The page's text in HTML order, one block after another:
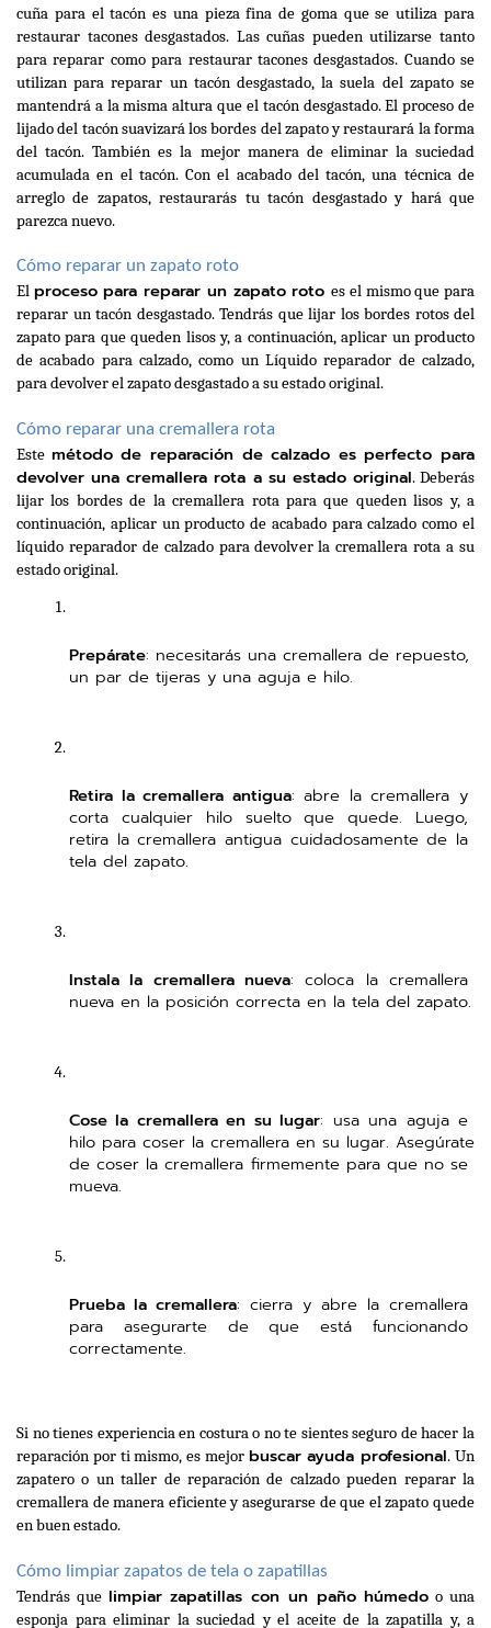
cuña para el tacón es una pieza fina de goma que se utiliza para
restaurar tacones desgastados. Las cuñas pueden utilizarse tanto
para reparar como para restaurar tacones desgastados. Cuando se
utilizan para reparar un tacón desgastado, la suela del zapato se
mantendrá a la misma altura que el tacón desgastado. El proceso de
lijado del tacón suavizará los bordes del zapato y restaurará la forma
del tacón. También es la mejor manera de eliminar la suciedad
acumulada en el tacón. Con el acabado del tacón, una técnica de
arreglo de zapatos, restaurarás tu tacón desgastado y hará que
parezca nuevo.
Cómo reparar un zapato roto
El proceso para reparar un zapato roto es el mismo que para
reparar un tacón desgastado. Tendrás que lijar los bordes rotos del
zapato para que queden lisos y, a continuación, aplicar un producto
de acabado para calzado, como un Líquido reparador de calzado,
para devolver el zapato desgastado a su estado original.
Cómo reparar una cremallera rota
Este método de reparación de calzado es perfecto para
devolver una cremallera rota a su estado original. Deberás
lijar los bordes de la cremallera rota para que queden lisos y, a
continuación, aplicar un producto de acabado para calzado como el
líquido reparador de calzado para devolver la cremallera rota a su
estado original.
Prepárate: necesitarás una cremallera de repuesto,
un par de tijeras y una aguja e hilo.
Retira la cremallera antigua: abre la cremallera y
corta cualquier hilo suelto que quede. Luego,
retira la cremallera antigua cuidadosamente de la
tela del zapato.
Instala la cremallera nueva: coloca la cremallera
nueva en la posición correcta en la tela del zapato.
Cose la cremallera en su lugar: usa una aguja e
hilo para coser la cremallera en su lugar. Asegúrate
de coser la cremallera firmemente para que no se
mueva.
Prueba la cremallera: cierra y abre la cremallera
para asegurarte de que está funcionando
correctamente.
Si no tienes experiencia en costura o no te sientes seguro de hacer la
reparación por ti mismo, es mejor buscar ayuda profesional. Un
zapatero o un taller de reparación de calzado pueden reparar la
cremallera de manera eficiente y asegurarse de que el zapato quede
en buen estado.
Cómo limpiar zapatos de tela o zapatillas
Tendrás que limpiar zapatillas con un paño húmedo o una
esponja para eliminar la suciedad y el aceite de la zapatilla y, a